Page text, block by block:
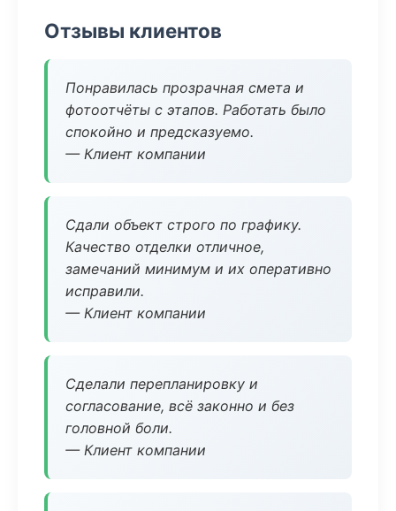
Отзывы клиентов
Понравилась прозрачная смета и
фотоотчёты с этапов. Работать было
спокойно и предсказуемо.
— Клиент компании
Сдали объект строго по графику.
Качество отделки отличное,
замечаний минимум и их оперативно
исправили.
— Клиент компании
Сделали перепланировку и
согласование, всё законно и без
головной боли.
— Клиент компании